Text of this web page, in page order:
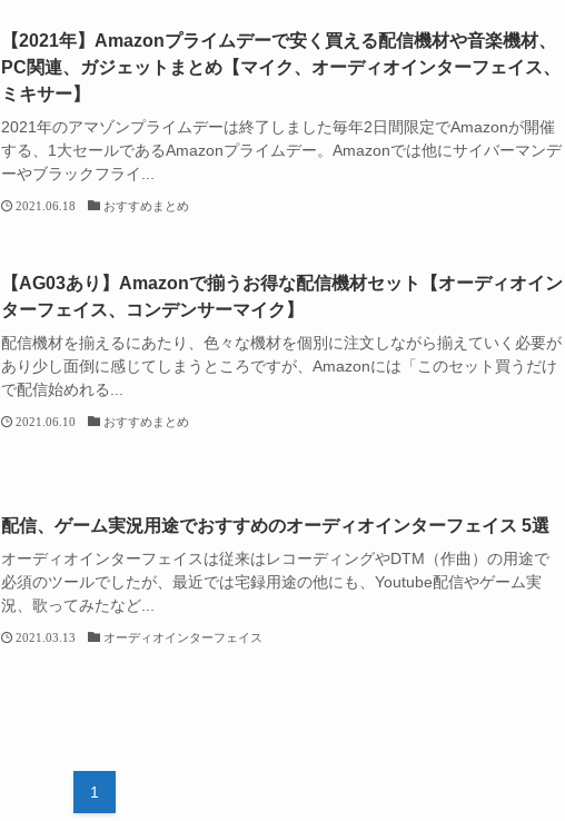
【2021年】Amazonプライムデーで安く買える配信機材や音楽機材、
PC関連、ガジェットまとめ【マイク、オーディオインターフェイス、
ミキサー】
2021年のアマゾンプライムデーは終了しました毎年2日間限定でAmazonが開催
する、1大セールであるAmazonプライムデー。Amazonでは他にサイバーマンデ
ーやブラックフライ...
2021.06.18 おすすめまとめ
【AG03あり】Amazonで揃うお得な配信機材セット【オーディオイン
ターフェイス、コンデンサーマイク】
配信機材を揃えるにあたり、色々な機材を個別に注文しながら揃えていく必要が
あり少し面倒に感じてしまうところですが、Amazonには「このセット買うだけ
で配信始めれる...
2021.06.10 おすすめまとめ
配信、ゲーム実況用途でおすすめのオーディオインターフェイス 5選
オーディオインターフェイスは従来はレコーディングやDTM（作曲）の用途で
必須のツールでしたが、最近では宅録用途の他にも、Youtube配信やゲーム実
況、歌ってみたなど...
2021.03.13 オーディオインターフェイス
1